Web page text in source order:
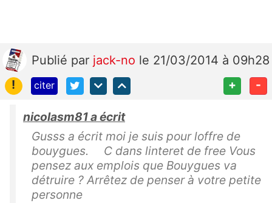
Publié par jack-no le 21/03/2014 à 09h28
!
citer + -
nicolasm81 a écrit
Gusss a écrit moi je suis pour loffre de
bouygues. C dans linteret de free Vous
pensez aux emplois que Bouygues va
détruire ? Arrêtez de penser à votre petite
personne